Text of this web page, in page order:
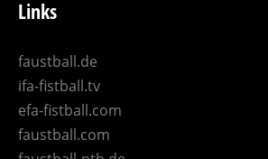
Links
faustball.de
ifa-fistball.tv
efa-fistball.com
faustball.com